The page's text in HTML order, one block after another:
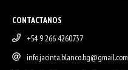
CONTACTANOS
+54 9 266 4260737
info.jacinta.blanco.bg@gmail.com